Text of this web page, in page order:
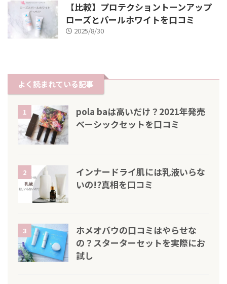
【比較】プロテクショントーンアップ
ローズとパールホワイトを口コミ
2025/8/30
よく読まれている記事
1
pola baは高いだけ？2021年発売
ベーシックセットを口コミ
2
インナードライ肌には乳液いらな
いの!?真相を口コミ
3
ホメオバウの口コミはやらせな
の？スターターセットを実際にお
試し